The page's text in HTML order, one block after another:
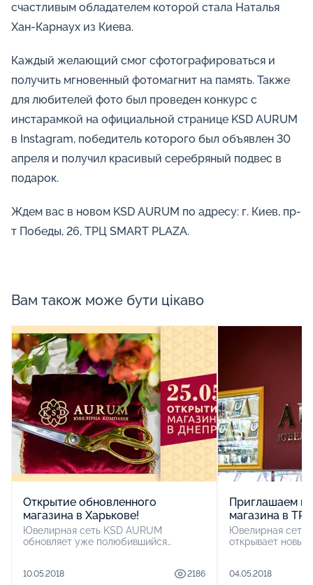
счастливым обладателем которой стала Наталья
Хан-Карнаух из Киева.
Каждый желающий смог сфотографироваться и
получить мгновенный фотомагнит на память. Также
для любителей фото был проведен конкурс с
инстарамкой на официальной странице KSD AURUM
в Instagram, победитель которого был объявлен 30
апреля и получил красивый серебряный подвес в
подарок.
Ждем вас в новом KSD AURUM по адресу: г. Киев, пр-
т Победы, 26, ТРЦ SMART PLAZA.
Вам також може бути цікаво
Открытие обновленного
магазина в Харькове!
Ювелирная сеть KSD AURUM
обновляет уже полюбившийся
гостей на официальном открытии!<br
10.05.2018 2186
Приглашаем
магазина в
Ювелирная сеть
открывает новый
<br />
04.05.2018